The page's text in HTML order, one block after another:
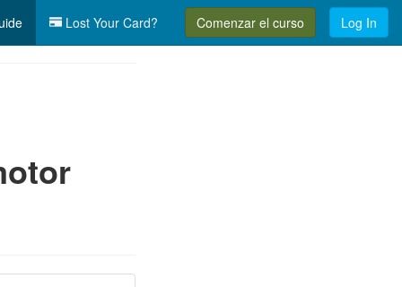
Lost Your Card? Comenzar el curso Log In